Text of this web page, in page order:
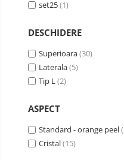
Suporturi pentru dosare
Blocnotesuri
Caiete de birou
Etichete autoadezive
Hartie de calc si alte
Hartie pentru copiator si
set25(1)
DESCHIDERE
Superioara(30)
Laterala(5)
Tip L(2)
ASPECT
Standard - orange peel
Cristal(15)